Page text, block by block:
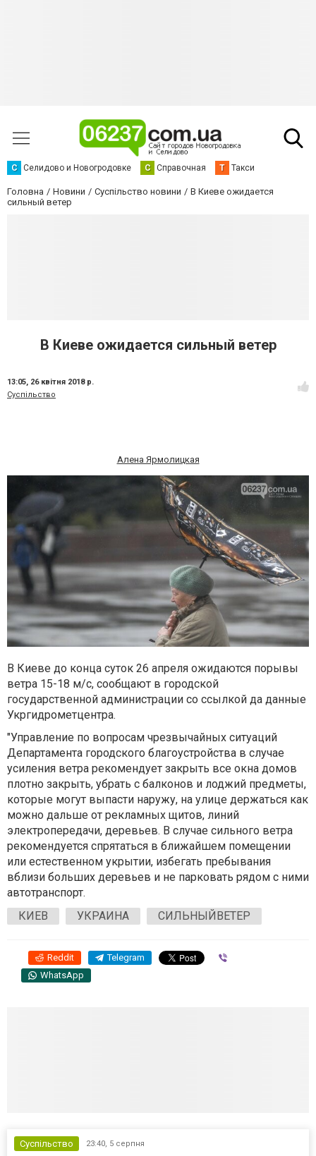
С Селидово и Новогродовке С Справочная Т Такси
Головна Новини Суспільство новини
В Киеве ожидается
сильный ветер
В Киеве ожидается сильный ветер
13:05, 26 квітня 2018 р.
Суспільство
Алена Ярмолицкая
В Киеве до конца суток 26 апреля ожидаются порывы
ветра 15-18 м/с, сообщают в городской
государственной администрации со ссылкой да данные
Укргидрометцентра.
"Управление по вопросам чрезвычайных ситуаций
Департамента городского благоустройства в случае
усиления ветра рекомендует закрыть все окна домов
плотно закрыть, убрать с балконов и лоджий предметы,
которые могут выпасти наружу, на улице держаться как
можно дальше от рекламных щитов, линий
электропередачи, деревьев. В случае сильного ветра
рекомендуется спрятаться в ближайшем помещении
или естественном укрытии, избегать пребывания
вблизи больших деревьев и не парковать рядом с ними
автотранспорт.
КИЕВ
УКРАИНА СИЛЬНЫЙВЕТЕР
Reddit Telegram
WhatsApp
Суспільство 23:40, 5 серпня